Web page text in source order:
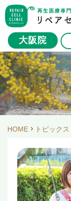
大阪院
HOME トピックス